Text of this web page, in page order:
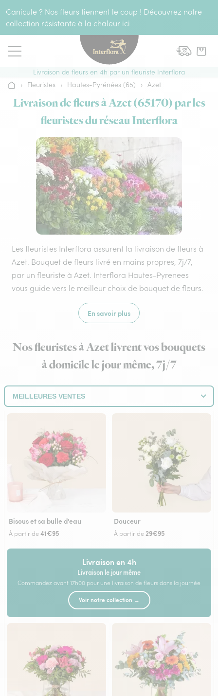
Canicule ? Nos fleurs tiennent le coup ! Découvrez notre
collection résistante à la chaleur ici
Livraison de fleurs en 4h par un fleuriste Interflora
Accueil
› Fleuristes › Hautes-Pyrénées (65) › Azet
Livraison de fleurs à Azet (65170) par les
fleuristes du réseau Interflora
Les fleuristes Interflora assurent la livraison de fleurs à
Azet. Bouquet de fleurs livré en mains propres, 7j/7,
par un fleuriste à Azet. Interflora Hautes-Pyrenees
vous guide vers le meilleur choix de bouquet de fleurs.
En savoir plus
Nos fleuristes à Azet livrent vos bouquets
à domicile le jour même, 7j/7
Bisous et sa bulle d'eau
À partir de41€95
Douceur
À partir de 29€95
Livraison en 4h
Livraison le jour même
Commandez avant 17h00 pour une livraison de fleurs dans la journée
Voir notre collection →